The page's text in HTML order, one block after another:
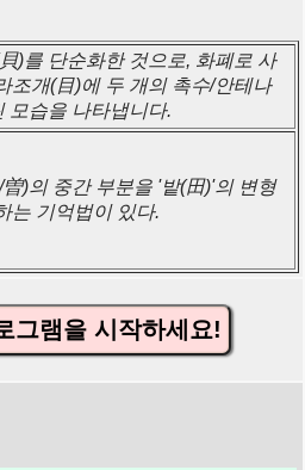
)를 단순화한 것으로, 화폐로 사
조개(目)에 두 개의 촉수/안테나
모습을 나타냅니다.
曽)의 중간 부분을 '밭(田)'의 변형
는 기억법이 있다.
그램을 시작하세요!